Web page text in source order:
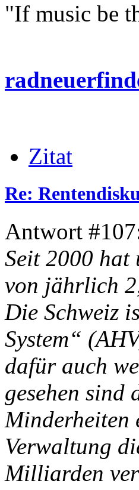
"If music be
William
Zitat
Re:
Antwort
Seit 2000 hat
von jährlich
Die Schweiz
System“
dafür auch
gesehen sind
Minderheiten
Verwaltung
Milliarden